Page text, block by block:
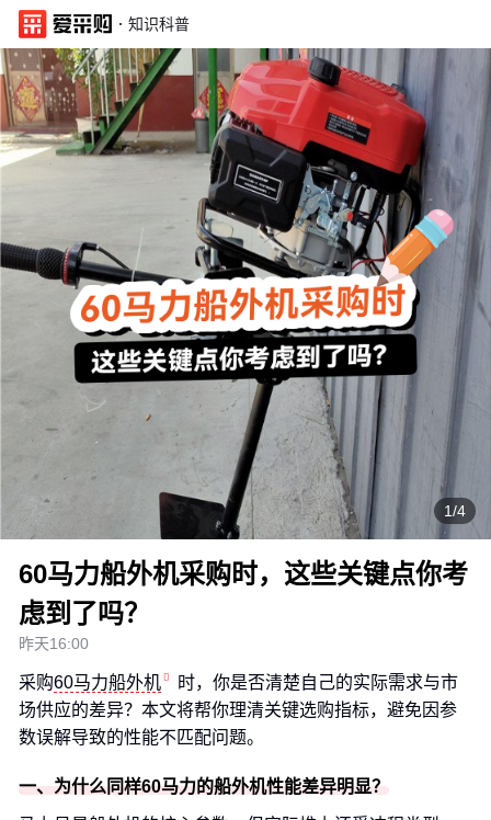
· 知识科普
1/4
60马力船外机采购时，这些关键点你考
虑到了吗？
昨天16:00
采购60马力船外机
时，你是否清楚自己的实际需求与市
场供应的差异？本文将帮你理清关键选购指标，避免因参
数误解导致的性能不匹配问题。
一、为什么同样60马力的船外机性能差异明显？